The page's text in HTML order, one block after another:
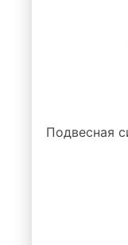
Подвесная